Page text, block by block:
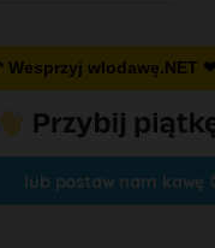
Wesprzyj wlodawę.NET
lub postaw nam kawę